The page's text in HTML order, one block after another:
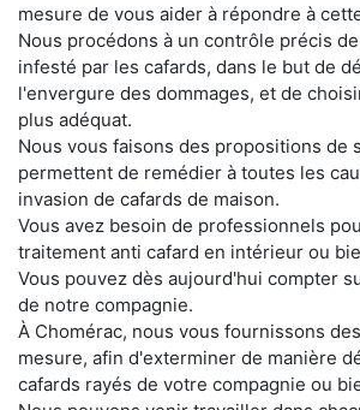
mesure de vous aider à répondre à
Nous procédons à un contrôle précis
infesté par les cafards, dans le but de
l'envergure des dommages, et de
plus adéquat.
Nous vous faisons des propositions de
permettent de remédier à toutes les
invasion de cafards de maison.
Vous avez besoin de professionnels
traitement anti cafard en intérieur ou
Vous pouvez dès aujourd'hui compter
de notre compagnie.
À Chomérac, nous vous fournissons
mesure, afin d'exterminer de manière
cafards rayés de votre compagnie ou